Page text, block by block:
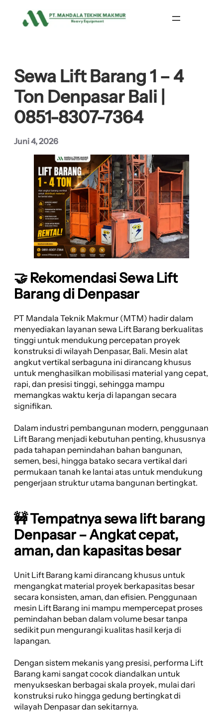
Sewa Lift Barang 1 – 4
Ton Denpasar Bali |
0851-8307-7364
Juni 4, 2026
🤝 Rekomendasi Sewa Lift
Barang di Denpasar
PT Mandala Teknik Makmur (MTM) hadir dalam
menyediakan layanan sewa Lift Barang berkualitas
tinggi untuk mendukung percepatan proyek
konstruksi di wilayah Denpasar, Bali. Mesin alat
angkut vertikal serbaguna ini dirancang khusus
untuk menghasilkan mobilisasi material yang cepat,
rapi, dan presisi tinggi, sehingga mampu
memangkas waktu kerja di lapangan secara
signifikan.
Dalam industri pembangunan modern, penggunaan
Lift Barang menjadi kebutuhan penting, khususnya
pada tahapan pemindahan bahan bangunan,
semen, besi, hingga batako secara vertikal dari
permukaan tanah ke lantai atas untuk mendukung
pengerjaan struktur utama bangunan bertingkat.
🚧 Tempatnya sewa lift barang
Denpasar – Angkat cepat,
aman, dan kapasitas besar
Unit Lift Barang kami dirancang khusus untuk
mengangkat material proyek berkapasitas besar
secara konsisten, aman, dan efisien. Penggunaan
mesin Lift Barang ini mampu mempercepat proses
pemindahan beban dalam volume besar tanpa
sedikit pun mengurangi kualitas hasil kerja di
lapangan.
Dengan sistem mekanis yang presisi, performa Lift
Barang kami sangat cocok diandalkan untuk
menyukseskan berbagai skala proyek, mulai dari
konstruksi ruko hingga gedung bertingkat di
wilayah Denpasar dan sekitarnya.